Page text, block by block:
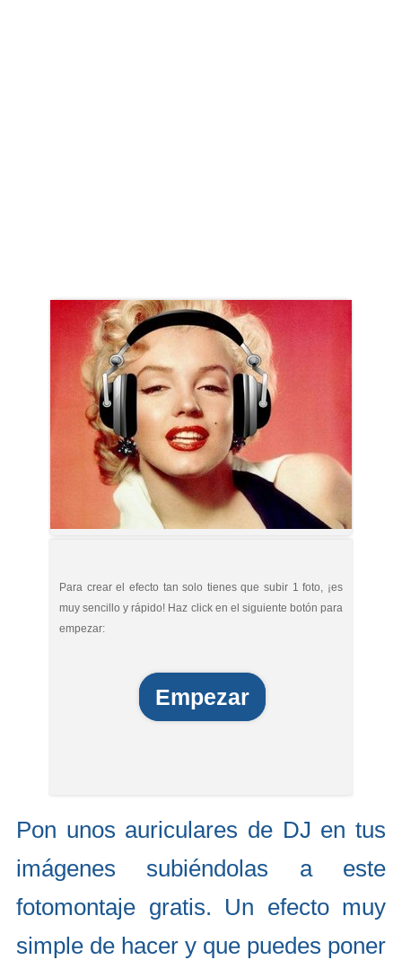
Para crear el efecto tan solo tienes que subir 1 foto, ¡es
muy sencillo y rápido! Haz click en el siguiente botón para
empezar:
Empezar
Pon unos auriculares de DJ en tus
imágenes subiéndolas a este
fotomontaje gratis. Un efecto muy
simple de hacer y que puedes poner